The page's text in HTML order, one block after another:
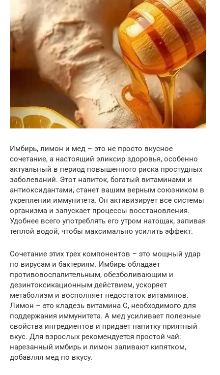
Имбирь, лимон и мед – это не просто вкусное
сочетание, а настоящий эликсир здоровья, особенно
актуальный в период повышенного риска простудных
заболеваний. Этот напиток, богатый витаминами и
антиоксидантами, станет вашим верным союзником в
укреплении иммунитета. Он активизирует все системы
организма и запускает процессы восстановления.
Удобнее всего употреблять его утром натощак, запивая
теплой водой, чтобы максимально усилить эффект.
Сочетание этих трех компонентов – это мощный удар
по вирусам и бактериям. Имбирь обладает
противовоспалительным, обезболивающим и
дезинтоксикационным действием, ускоряет
метаболизм и восполняет недостаток витаминов.
Лимон – это кладезь витамина C, необходимого для
поддержания иммунитета. А мед усиливает полезные
свойства ингредиентов и придает напитку приятный
вкус. Для взрослых рекомендуется простой чай:
нарезанный имбирь и лимон заливают кипятком,
добавляя мед по вкусу.